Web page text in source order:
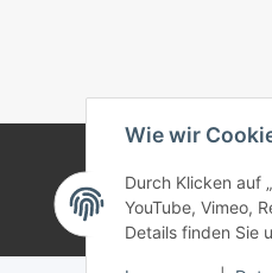
© 2025 bonremo.de.
Wie wir
Durch Klicken auf
YouTube, Vimeo,
Details finden Sie